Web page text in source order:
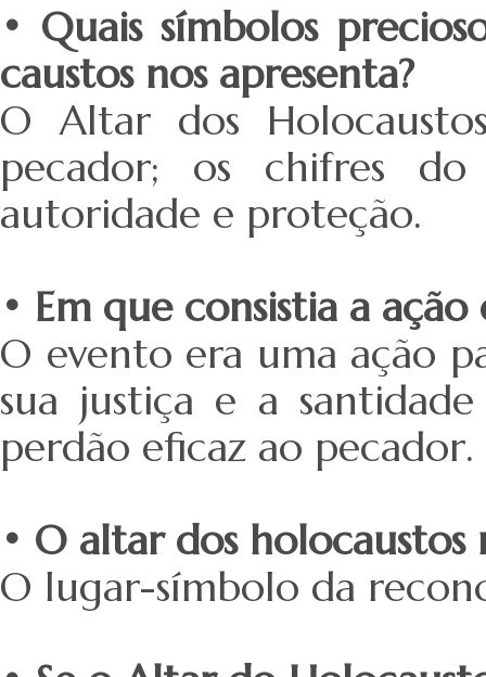
• Quais símbolos
caustos nos apresenta?
O Altar dos
pecador; os chifres
autoridade e proteção.
• Em que consistia a
O evento era uma ação
sua justiça e a
perdão eficaz ao pecador.
• O altar dos
O lugar-símbolo da